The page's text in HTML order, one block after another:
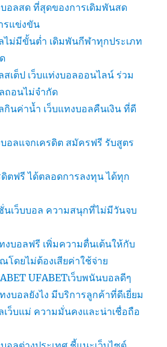
บอลสด ที่สุดของการเดิมพันสด
รแข่งขัน
ไม่มีขั้นต่ำ เดิมพันกีฬาทุกประเภท
เต็ป เว็บแท่งบอลออนไลน์ ร่วม
ถอนไม่จำกัด
กินค่าน้ำ เว็บแทงบอลคืนเงิน ที่ดี
อลแจกเครดิต สมัครฟรี รับสูตร
ดิตฟรี ได้ตลอดการลงทุน ได้ทุก
นเว็บบอล ความสนุกที่ไม่มีวันจบ
งบอลฟรี เพิ่มความตื่นเต้นให้กับ
โดยไม่ต้องเสียค่าใช้จ่าย
UFABETเว็บพนันบอลดีๆ
งบอลยังไง มีบริการลูกค้าที่ดีเยี่ยม
เว็บแม่ ความมั่นคงและน่าเชื่อถือ